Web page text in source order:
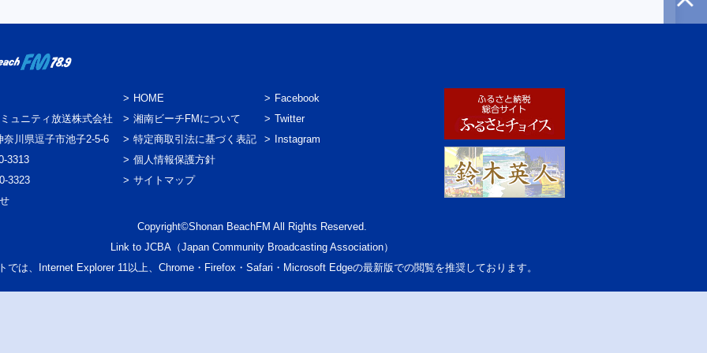
ュニティ放送株式会社
奈川県逗子市池子2-5-6
3313
3323
HOME
湘南ビーチFMについて
特定商取引法に基づく表記
個人情報保護方針
サイトマップ
Facebook
Twitter
Instagram
Copyright©Shonan BeachFM All Rights Reserved.
Link to JCBA（Japan Community Broadcasting Association）
では、Internet Explorer 11以上、Chrome・Firefox・Safari・Microsoft Edgeの最新版での閲覧を推奨しております。